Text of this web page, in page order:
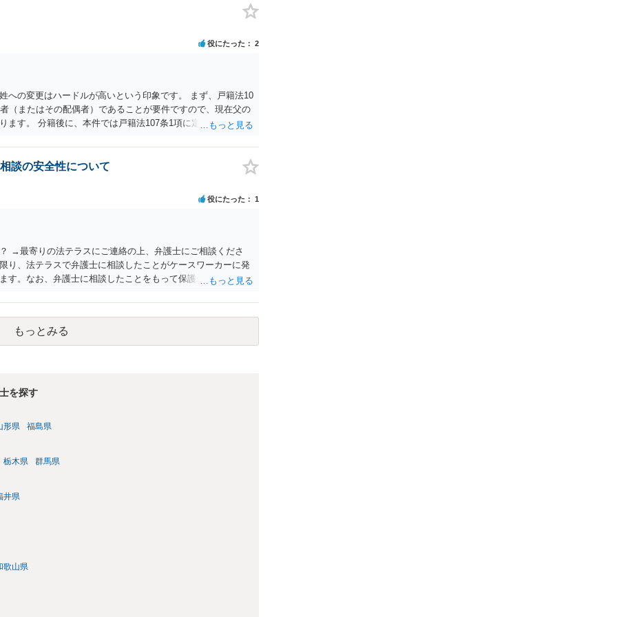
役にたった 2
への変更はハードルが高いという印象です。 まず、戸籍法10
（またはその配偶者）であることが要件ですので、現在父の
ます。 分籍後に、本件では戸籍法107条1項に定める「やむ
必要性が説明できない（むしろ不自然な状況になる）こと、
神的・心理的理由と把握されて許可が得られにくいと考えら
ないのですが、本件は家族間の内輪の揉め事に過ぎないとい
談の安全性について
役にたった 1
→最寄りの法テラスにご連絡の上、弁護士にご相談くださ
り、法テラスで弁護士に相談したことがケースワーカーに発
す。なお、弁護士に相談したことをもって保護が打ち切られ
もっとみる
を探す
形県 福島県
栃木県 群馬県
井県
歌山県